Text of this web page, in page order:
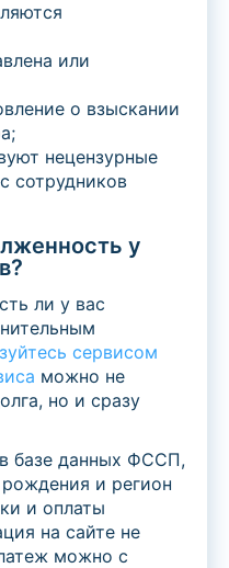
или
о взыскании
нецензурные
сотрудников
у
ли у вас
сервисом
можно не
но и сразу
базе данных ФССП,
и регион
и оплаты
на сайте не
можно с